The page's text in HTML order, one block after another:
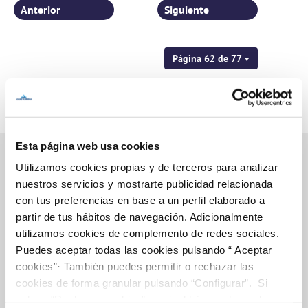
Esta página web usa cookies
Utilizamos cookies propias y de terceros para analizar
nuestros servicios y mostrarte publicidad relacionada
con tus preferencias en base a un perfil elaborado a
partir de tus hábitos de navegación. Adicionalmente
utilizamos cookies de complemento de redes sociales.
Puedes aceptar todas las cookies pulsando “ Aceptar
cookies”· También puedes permitir o rechazar las
cookies de forma granular pulsando “Configurar”. Si
Página 62 de 77
Anterior Siguiente
Inicio
Gestiones Online